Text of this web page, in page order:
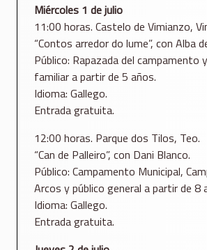
Miércoles 1 de julio
11:00 horas. Castelo de Vimianzo,
“Contos arredor do lume”, con Alba
Público: Rapazada del campamento
familiar a partir de 5 años.
Idioma: Gallego.
Entrada gratuita.
12:00 horas. Parque dos Tilos, Teo.
“Can de Palleiro”, con Dani Blanco.
Público: Campamento Municipal,
Arcos y público general a partir de 8
Idioma: Gallego.
Entrada gratuita.